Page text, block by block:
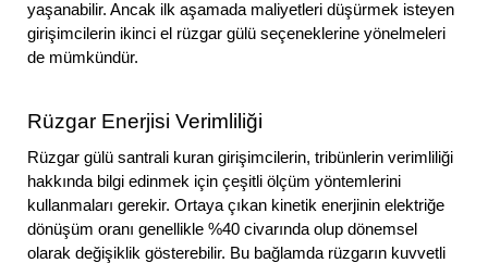
yaşanabilir. Ancak ilk aşamada maliyetleri düşürmek isteyen
girişimcilerin ikinci el rüzgar gülü seçeneklerine yönelmeleri
de mümkündür.
Rüzgar Enerjisi Verimliliği
Rüzgar gülü santrali kuran girişimcilerin, tribünlerin verimliliği
hakkında bilgi edinmek için çeşitli ölçüm yöntemlerini
kullanmaları gerekir. Ortaya çıkan kinetik enerjinin elektriğe
dönüşüm oranı genellikle %40 civarında olup dönemsel
olarak değişiklik gösterebilir. Bu bağlamda rüzgarın kuvvetli